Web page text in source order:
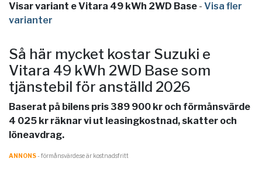
Visar variant e Vitara 49 kWh 2WD Base - Visa fler
varianter
Så här mycket kostar Suzuki e
Vitara 49 kWh 2WD Base som
tjänstebil för anställd 2026
Baserat på bilens pris 389 900 kr och förmånsvärde
4 025 kr räknar vi ut leasingkostnad, skatter och
löneavdrag.
ANNONS- förmånsvärde.se är kostnadsfritt